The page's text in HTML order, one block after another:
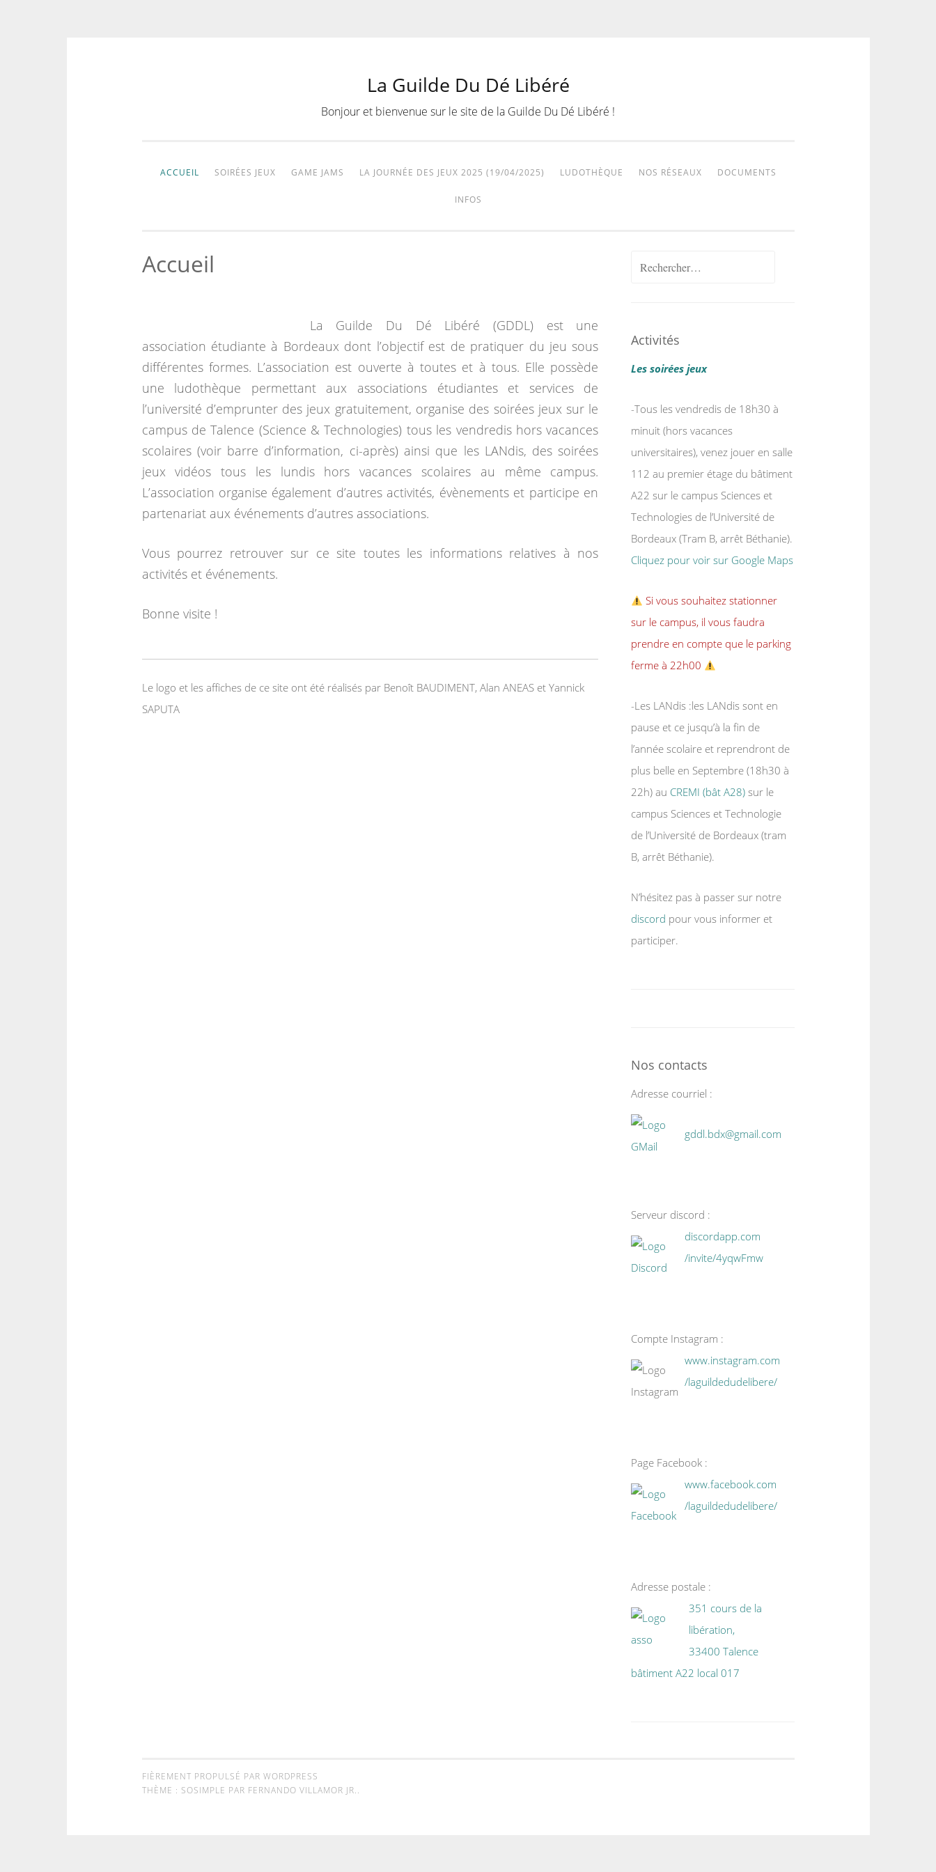
La Guilde Du Dé Libéré
Bonjour et bienvenue sur le site de la Guilde Du Dé Libéré !
ACCUEIL SOIRÉES JEUX GAME JAMS LA JOURNÉE DES JEUX 2025 (19/04/2025) LUDOTHÈQUE NOS RÉSEAUX DOCUMENTS
INFOS
Accueil
La Guilde Du Dé Libéré (GDDL) est une
association étudiante à Bordeaux dont l’objectif est de pratiquer du jeu sous
différentes formes. L’association est ouverte à toutes et à tous. Elle possède
une ludothèque permettant aux associations étudiantes et services de
l’université d’emprunter des jeux gratuitement, organise des soirées jeux sur le
campus de Talence (Science & Technologies) tous les vendredis hors vacances
scolaires (voir barre d’information, ci-après) ainsi que les LANdis, des soirées
jeux vidéos tous les lundis hors vacances scolaires au même campus.
L’association organise également d’autres activités, évènements et participe en
partenariat aux événements d’autres associations.
Vous pourrez retrouver sur ce site toutes les informations relatives à nos
activités et événements.
Bonne visite !
Le logo et les affiches de ce site ont été réalisés par Benoît BAUDIMENT, Alan ANEAS et Yannick
SAPUTA
Rechercher :
Activités
Les soirées jeux
-Tous les vendredis de 18h30 à
minuit (hors vacances
universitaires), venez jouer en salle
112 au premier étage du bâtiment
A22 sur le campus Sciences et
Technologies de l’Université de
Bordeaux (Tram B, arrêt Béthanie).
Cliquez pour voir sur Google Maps
Si vous souhaitez stationner
sur le campus, il vous faudra
prendre en compte que le parking
ferme à 22h00
-Les LANdis :les LANdis sont en
pause et ce jusqu’à la fin de
l’année scolaire et reprendront de
plus belle en Septembre (18h30 à
22h) au CREMI (bât A28) sur le
campus Sciences et Technologie
de l’Université de Bordeaux (tram
B, arrêt Béthanie).
N’hésitez pas à passer sur notre
discord pour vous informer et
participer.
Nos contacts
Adresse courriel :
gddl.bdx@gmail.com
Serveur discord :
discordapp.com
/invite/4yqwFmw
Compte Instagram :
www.instagram.com
/laguildedudelibere/
Page Facebook :
www.facebook.com
/laguildedudelibere/
Adresse postale :
351 cours de la
libération,
33400 Talence
bâtiment A22 local 017
FIÈREMENT PROPULSÉ PAR WORDPRESS
THÈME : SOSIMPLE PAR FERNANDO VILLAMOR JR..